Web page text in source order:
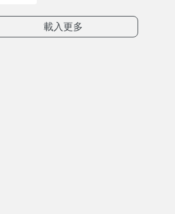
載入更多